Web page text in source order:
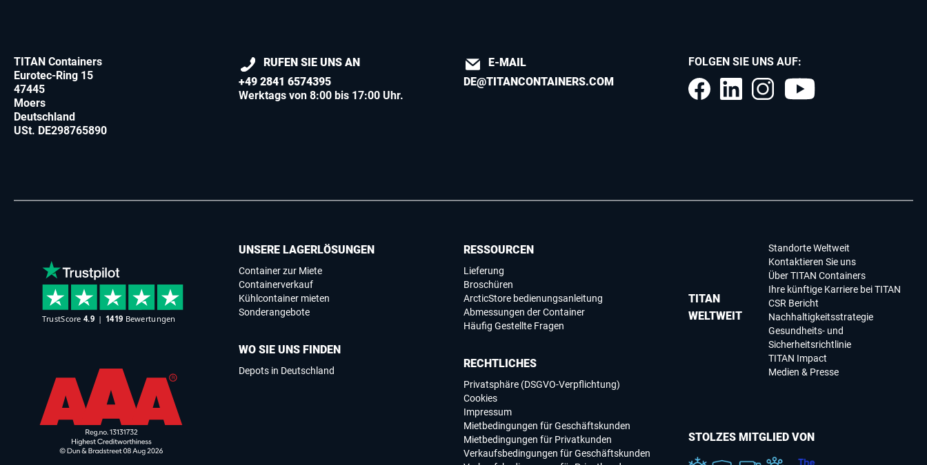
TITAN Containers
Eurotec-Ring 15
47445
Moers
Deutschland
USt. DE298765890
RUFEN SIE UNS AN
+49 2841 6574395
Werktags von 8:00 bis 17:00 Uhr.
E-MAIL
DE@TITANCONTAINERS.COM
FOLGEN SIE UNS AUF:
UNSERE LAGERLÖSUNGEN
Container zur Miete
Containerverkauf
Kühlcontainer mieten
Sonderangebote
WO SIE UNS FINDEN
Depots in Deutschland
TITAN
WELTWEIT
Standorte Weltweit
Kontaktieren Sie uns
Über TITAN Containers
Ihre künftige Karriere bei TITAN
CSR Bericht
Nachhaltigkeitsstrategie
Gesundheits- und
Sicherheitsrichtlinie
TITAN Impact
Medien & Presse
RESSOURCEN
Lieferung
Broschüren
ArcticStore bedienungsanleitung
Abmessungen der Container
Häufig Gestellte Fragen
RECHTLICHES
Privatsphäre (DSGVO-Verpflichtung)
Cookies
Impressum
Mietbedingungen für Geschäftskunden
Mietbedingungen für Privatkunden
Verkaufsbedingungen für Geschäftskunden
STOLZES MITGLIED VON